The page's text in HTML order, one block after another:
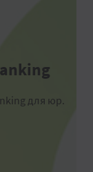
для юр.